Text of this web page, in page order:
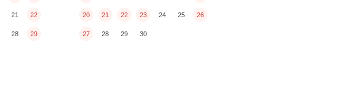
21 22
28 29
20 21 22 23 24 25 26
27 28 29 30